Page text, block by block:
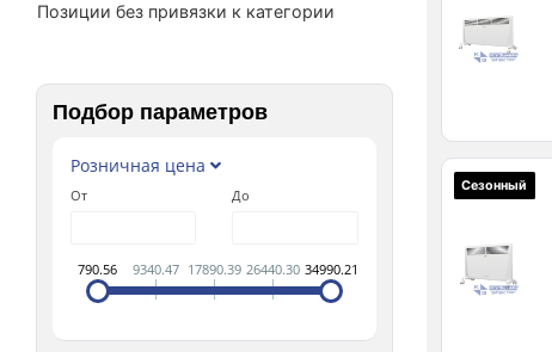
Сезонный
Позиции без привязки к категории
Подбор параметров
Розничная цена
От До
790.56 9340.47 17890.39 26440.30 34990.21